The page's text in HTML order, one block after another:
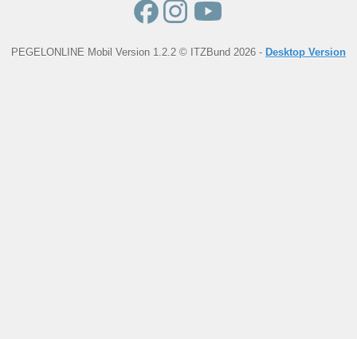
PEGELONLINE Mobil Version 1.2.2 © ITZBund 2026 - Desktop Version